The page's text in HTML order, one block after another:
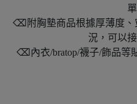
⌫附胸墊商品根據厚薄度、
況，可以
⌫內衣/bratop/襪子/飾品等